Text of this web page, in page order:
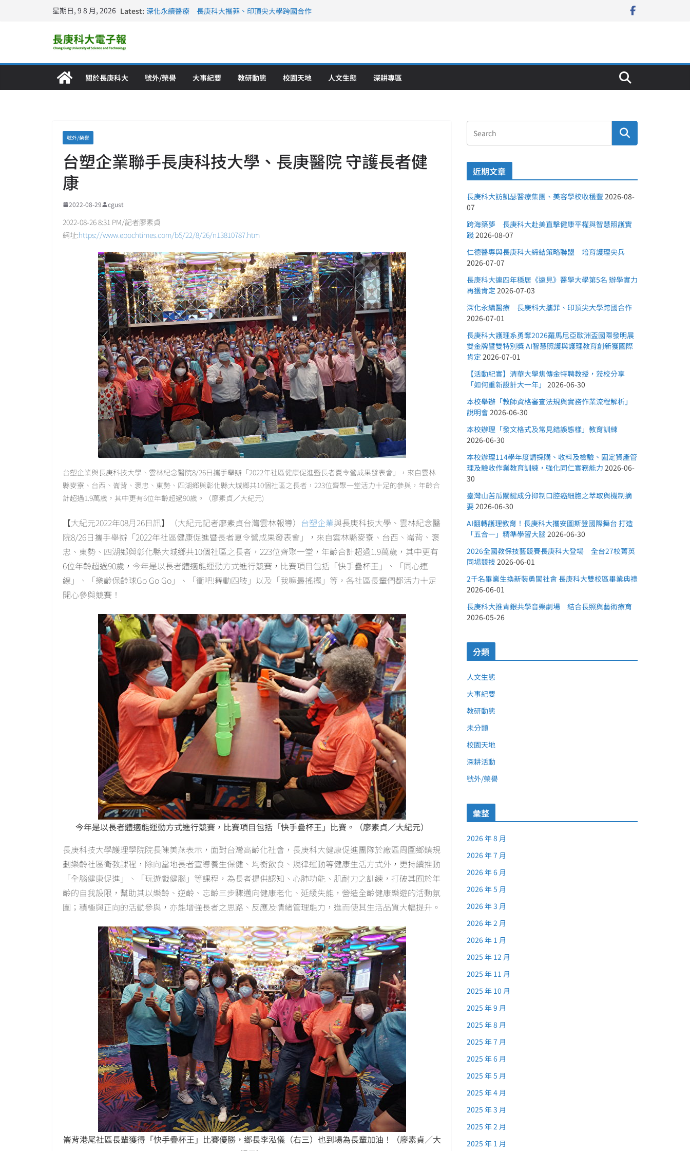
星期日, 9 8 月, 2026 Latest: 深化永續醫療 長庚科大攜菲、印頂尖大學跨國合作
關於長庚科大 號外/榮譽 大事紀要 教研動態 校園天地 人文生態 深耕專區
號外/榮譽
台塑企業聯手長庚科技大學、長庚醫院 守護長者健
康
2022-08-29 cgust
2022-08-26 8:31 PM/記者廖素貞
網址:https://www.epochtimes.com/b5/22/8/26/n13810787.htm
台塑企業與長庚科技大學、雲林紀念醫院8/26日攜手舉辦「2022年社區健康促進暨長者夏令營成果發表會」，來自雲林
縣麥寮、台西、崙背、褒忠、東勢、四湖鄉與彰化縣大城鄉共10個社區之長者，223位齊聚一堂活力十足的參與，年齡合
計超過1.9萬歲，其中更有6位年齡超過90歲。（廖素貞／大紀元)
【大紀元2022年08月26日訊】（大紀元記者廖素貞台灣雲林報導） 台塑企業與長庚科技大學、雲林紀念醫
院8/26日攜手舉辦「2022年社區健康促進暨長者夏令營成果發表會」，來自雲林縣麥寮、台西、崙背、褒
忠、東勢、四湖鄉與彰化縣大城鄉共10個社區之長者，223位齊聚一堂，年齡合計超過1.9萬歲，其中更有
6位年齡超過90歲，今年是以長者體適能運動方式進行競賽，比賽項目包括「快手疊杯王」、「同心連
線」、「樂齡保齡球Go Go Go」、「衝吧!舞動四肢」以及「我嘛最搖擺」等，各社區長輩們都活力十足
開心參與競賽！
今年是以長者體適能運動方式進行競賽，比賽項目包括「快手疊杯王」比賽。（廖素貞／大紀元）
長庚科技大學護理學院院長陳美燕表示，面對台灣高齡化社會，長庚科大健康促進團隊於廠區周圍鄉鎮規
劃樂齡社區衛教課程，除向當地長者宣導養生保健、均衡飲食、規律運動等健康生活方式外，更持續推動
「全腦健康促進」、「玩遊戲健腦」等課程，為長者提供認知、心肺功能、肌耐力之訓練，打破其囿於年
齡的自我設限，幫助其以樂齡、逆齡、忘齡三步驟邁向健康老化、延緩失能，營造全齡健康樂遊的活動氛
圍；積極與正向的活動參與，亦能增強長者之思路、反應及情緒管理能力，進而使其生活品質大幅提升。
崙背港尾社區長輩獲得「快手疊杯王」比賽優勝，鄉長李泓儀（右三）也到場為長輩加油！（廖素貞／大
近期文章
長庚科大訪凱瑟醫療集團、美容學校收穫豐 2026-08-
07
跨海築夢 長庚科大赴美直擊健康平權與智慧照護實
踐2026-08-07
仁德醫專與長庚科大締結策略聯盟 培育護理尖兵
2026-07-07
長庚科大連四年穩居《遠見》醫學大學第5名 辦學實力
再獲肯定 2026-07-03
深化永續醫療 長庚科大攜菲、印頂尖大學跨國合作
2026-07-01
長庚科大護理系勇奪2026羅馬尼亞歐洲盃國際發明展
雙金牌暨雙特別獎 AI智慧照護與護理教育創新獲國際
肯定 2026-07-01
【活動紀實】清華大學焦傳金特聘教授，蒞校分享
「如何重新設計大一年」 2026-06-30
本校舉辦「教師資格審查法規與實務作業流程解析」
說明會2026-06-30
本校辦理「發文格式及常見錯誤態樣」教育訓練
2026-06-30
本校辦理114學年度請採購、收料及檢驗、固定資產管
理及驗收作業教育訓練，強化同仁實務能力 2026-06-
30
臺灣山苦瓜關鍵成分抑制口腔癌細胞之萃取與機制摘
要2026-06-30
AI翻轉護理教育！長庚科大攜安圖斯登國際舞台 打造
「五合一」精準學習大腦 2026-06-30
2026全國教保技藝競賽長庚科大登場 全台27校菁英
同場競技 2026-06-01
2千名畢業生換新裝勇闖社會 長庚科大雙校區畢業典禮
2026-06-01
長庚科大推青銀共學音樂劇場 結合長照與藝術療育
2026-05-26
分類
人文生態
大事紀要
教研動態
未分類
校園天地
深耕活動
號外/榮譽
彙整
2026 年 8 月
2026 年 7 月
2026 年 6 月
2026 年 5 月
2026 年 3 月
2026 年 2 月
2026 年 1 月
2025 年 12 月
2025 年 11 月
2025 年 10 月
2025 年 9 月
2025 年 8 月
2025 年 7 月
2025 年 6 月
2025 年 5 月
2025 年 4 月
2025 年 3 月
2025 年 2 月
2025 年 1 月